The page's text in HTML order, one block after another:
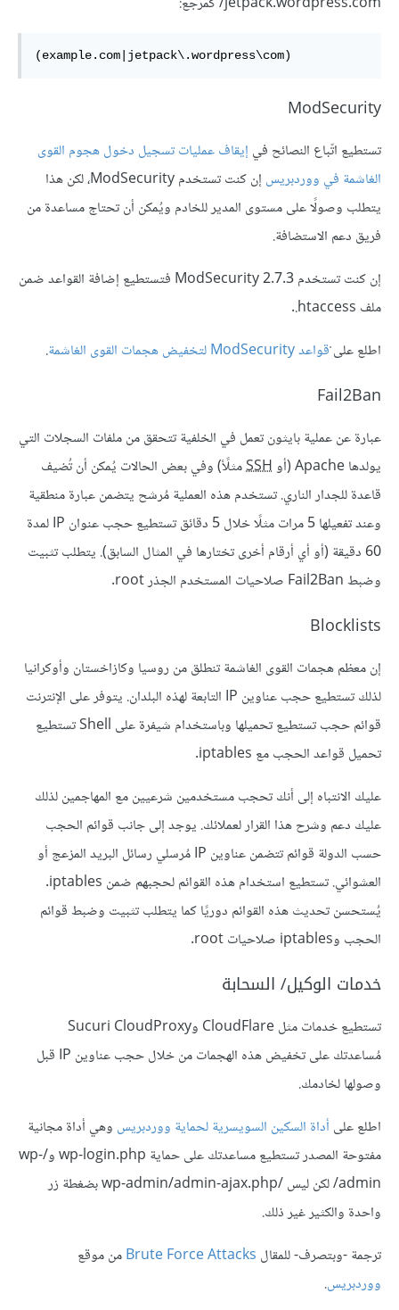
(example.com|jetpack\.wordpress\com)
ModSecurity
تستطيع اتّباع النصائح في إيقاف عمليات تسجيل دخول هجوم القوى
الغاشمة في ووردبريس
إن كنت تستخدم ModSecurity، لكن هذا
يتطلب وصولًا على مستوى المدير للخادم ويُمكن أن تحتاج مساعدة من
فريق دعم الاستضافة.
إن كنت تستخدم ModSecurity 2.7.3 فتستطيع إضافة القواعد ضمن
ملف ‎.htaccess.
اطلع علىْقواعد ModSecurity لتخفيض هجمات القوى الغاشمة .
Fail2Ban
عبارة عن عملية بايثون تعمل في الخلفية تتحقق من ملفات السجلات التي
يولدها Apache (أو
SSHمثلًأ) وفي بعض الحالات يُمكن أن تُضيف
قاعدة للجدار الناري. تستخدم هذه العملية مُرشح يتضمن عبارة منطقية
وعند تفعيلها 5 مرات مثلًا خلال 5 دقائق تستطيع حجب عنوان IP لمدة
60 دقيقة (أو أي أرقام أخرى تختارها في المثال السابق). يتطلب تثبيت
وضبط Fail2Ban صلاحيات المستخدم الجذر root.
Blocklists
إن معظم هجمات القوى الغاشمة تنطلق من روسيا وكازاخستان وأوكرانيا
لذلك تستطيع حجب عناوين IP التابعة لهذه البلدان. يتوفر على الإنترنت
قوائم حجب تستطيع تحميلها وباستخدام شيفرة على Shell تستطيع
تحميل قواعد الحجب مع iptables.
عليك الانتباه إلى أنك تحجب مستخدمين شرعيين مع المهاجمين لذلك
عليك دعم وشرح هذا القرار لعملائك. يوجد إلى جانب قوائم الحجب
حسب الدولة قوائم تتضمن عناوين IP مُرسلي رسائل البريد المزعج أو
العشوائي. تستطيع استخدام هذه القوائم لحجبهم ضمن iptables.
يُستحسن تحديث هذه القوائم دوريًا كما يتطلب تثبيت وضبط قوائم
الحجب وiptables صلاحيات root.
خدمات الوكيل/ السحابة
تستطيع خدمات مثل CloudFlare وSucuri CloudProxy
مُساعدتك على تخفيض هذه الهجمات من خلال حجب عناوين IP قبل
وصولها لخادمك.
اطلع على أداة السكين السويسرية لحماية ووردبريس وهي أداة مجانية
مفتوحة المصدر تستطيع مساعدتك على حماية wp-login.php و/wp-
admin/ لكن ليس /wp-admin/admin-ajax.php بضغطة زر
واحدة والكثير غير ذلك.
ترجمة -وبتصرف- للمقال Brute Force Attacksمن موقع
ووردبريس.